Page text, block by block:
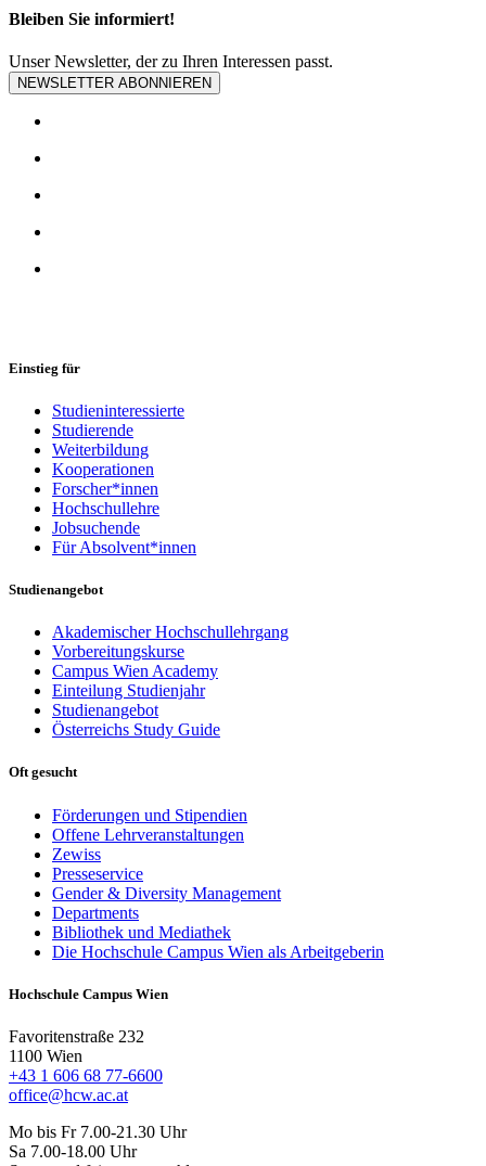
Bleiben Sie informiert!
Unser Newsletter, der zu Ihren Interessen passt.
NEWSLETTER ABONNIEREN
Einstieg für
Studieninteressierte
Studierende
Weiterbildung
Kooperationen
Forscher*innen
Hochschullehre
Jobsuchende
Für Absolvent*innen
Studienangebot
Akademischer Hochschullehrgang
Vorbereitungskurse
Campus Wien Academy
Einteilung Studienjahr
Studienangebot
Österreichs Study Guide
Oft gesucht
Förderungen und Stipendien
Offene Lehrveranstaltungen
Zewiss
Presseservice
Gender & Diversity Management
Departments
Bibliothek und Mediathek
Die Hochschule Campus Wien als Arbeitgeberin
Hochschule Campus Wien
Favoritenstraße 232
1100 Wien
+43 1 606 68 77-6600
office@hcw.ac.at
Mo bis Fr 7.00-21.30 Uhr
Sa 7.00-18.00 Uhr